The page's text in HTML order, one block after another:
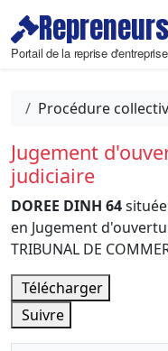
Repreneurs
Portail de la reprise
Procédure
Jugement
judiciaire
DOREE DINH 64
en Jugement
TRIBUNAL DE
Télécharger
Suivre